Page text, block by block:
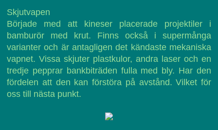
Skjutvapen
Började med att kineser placerade projektiler i
bamburör med krut. Finns också i supermånga
varianter och är antagligen det kändaste mekaniska
vapnet. Vissa skjuter plastkulor, andra laser och en
tredje pepprar bankbiträden fulla med bly. Har den
fördelen att den kan förstöra på avstånd. Vilket för
oss till nästa punkt.